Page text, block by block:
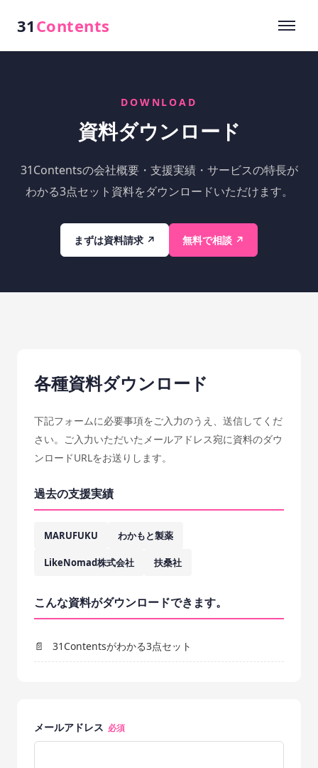
31 Contents
DOWNLOAD
資料ダウンロード
31Contentsの会社概要・支援実績・サービスの特長が
わかる3点セット資料をダウンロードいただけます。
まずは資料請求 ↗ 無料で相談 ↗
各種資料ダウンロード
下記フォームに必要事項をご入力のうえ、送信してくだ
さい。ご入力いただいたメールアドレス宛に資料のダウ
ンロードURLをお送りします。
過去の支援実績
MARUFUKU わかもと製薬
LikeNomad株式会社 扶桑社
こんな資料がダウンロードできます。
31Contentsがわかる3点セット
メールアドレス 必須